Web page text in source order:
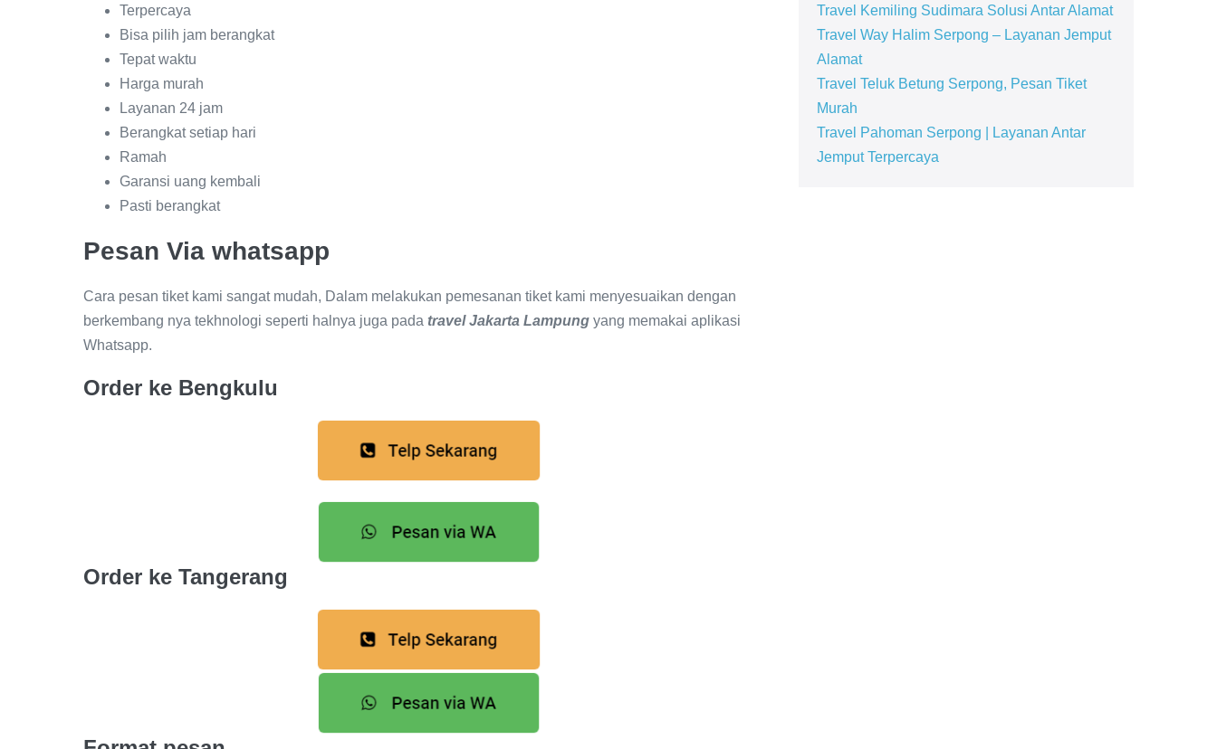
Terpercaya
Bisa pilih jam berangkat
Tepat waktu
Harga murah
Layanan 24 jam
Berangkat setiap hari
Ramah
Garansi uang kembali
Pasti berangkat
Pesan Via whatsapp
Cara pesan tiket kami sangat mudah, Dalam melakukan pemesanan tiket kami menyesuaikan dengan
berkembang nya tekhnologi seperti halnya juga pada travel Jakarta Lampung yang memakai aplikasi
Whatsapp.
Order ke Bengkulu
Order ke Tangerang
Travel Kemiling Sudimara Solusi Antar Alamat
Travel Way Halim Serpong – Layanan Jemput
Alamat
Travel Teluk Betung Serpong, Pesan Tiket
Murah
Travel Pahoman Serpong | Layanan Antar
Jemput Terpercaya